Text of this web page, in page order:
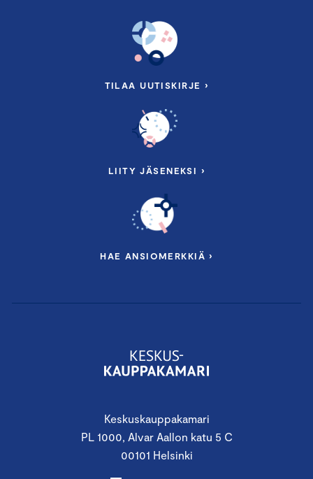
Keskuskauppakamari
PL 1000, Alvar Aallon katu 5 C
00101 Helsinki
TILAA UUTISKIRJE ›
LIITY JÄSENEKSI ›
HAE ANSIOMERKKIÄ ›